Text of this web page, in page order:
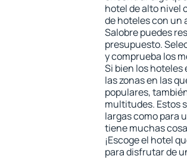
hotel de alto nivel
de hoteles con un
Salobre puedes
presupuesto.
y comprueba los
Si bien los
las zonas en las
populares,
multitudes. Estos
largas como para
tiene muchas
¡Escoge el hotel
para disfrutar de